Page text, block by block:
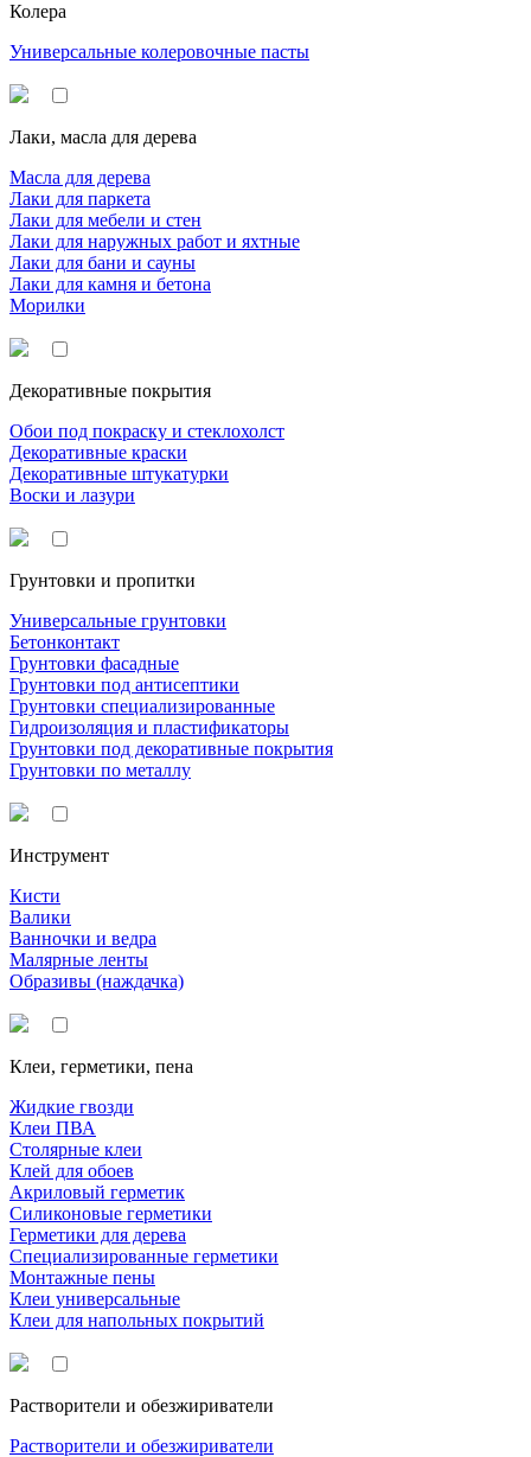
Колера
Универсальные колеровочные пасты
Лаки, масла для дерева
Масла для дерева
Лаки для паркета
Лаки для мебели и стен
Лаки для наружных работ и яхтные
Лаки для бани и сауны
Лаки для камня и бетона
Морилки
Декоративные покрытия
Обои под покраску и стеклохолст
Декоративные краски
Декоративные штукатурки
Воски и лазури
Грунтовки и пропитки
Универсальные грунтовки
Бетонконтакт
Грунтовки фасадные
Грунтовки под антисептики
Грунтовки специализированные
Гидроизоляция и пластификаторы
Грунтовки под декоративные покрытия
Грунтовки по металлу
Инструмент
Кисти
Валики
Ванночки и ведра
Малярные ленты
Образивы (наждачка)
Клеи, герметики, пена
Жидкие гвозди
Клеи ПВА
Столярные клеи
Клей для обоев
Акриловый герметик
Силиконовые герметики
Герметики для дерева
Специализированные герметики
Монтажные пены
Клеи универсальные
Клеи для напольных покрытий
Растворители и обезжириватели
Растворители и обезжириватели